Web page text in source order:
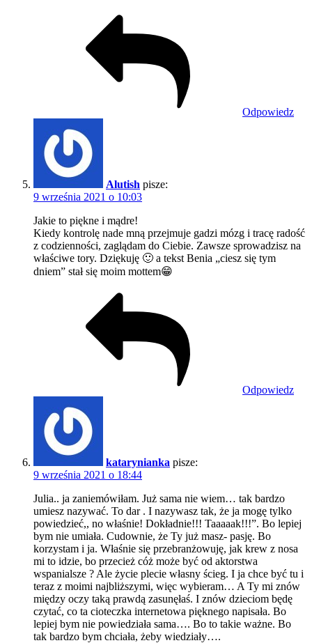
Odpowiedz
Alutish pisze:
9 września 2021 o 10:03
Jakie to piękne i mądre!
Kiedy kontrolę nade mną przejmuje gadzi mózg i tracę radość
z codzienności, zaglądam do Ciebie. Zawsze sprowadzisz na
właściwe tory. Dziękuję 🙂 a tekst Benia „ciesz się tym
dniem” stał się moim mottem😁
Odpowiedz
katarynianka pisze:
9 września 2021 o 18:44
Julia.. ja zaniemówiłam. Już sama nie wiem… tak bardzo
umiesz nazywać. To dar . I nazywasz tak, że ja mogę tylko
powiedzieć,, no właśnie! Dokładnie!!! Taaaaak!!!”. Bo lepiej
bym nie umiała. Cudownie, że Ty już masz- pasję. Bo
korzystam i ja. Właśnie się przebranżowuję, jak krew z nosa
mi to idzie, bo przecież cóż może być od aktorstwa
wspanialsze ? Ale życie plecie własny ścieg. I ja chce być tu i
teraz z moimi najbliższymi, więc wybieram… A Ty mi znów
między oczy taką prawdą zasunęłaś. I znów dzieciom będę
czytać, co ta cioteczka internetowa pięknego napisała. Bo
lepiej bym nie powiedziała sama…. Bo to takie ważne. Bo
tak bardzo bym chciała, żeby wiedziały….